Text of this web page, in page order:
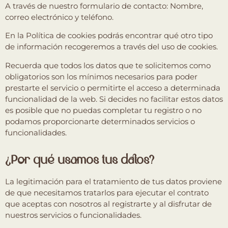
A través de nuestro formulario de contacto: Nombre,
correo electrónico y teléfono.
En la Política de cookies podrás encontrar qué otro tipo
de información recogeremos a través del uso de cookies.
Recuerda que todos los datos que te solicitemos como
obligatorios son los mínimos necesarios para poder
prestarte el servicio o permitirte el acceso a determinada
funcionalidad de la web. Si decides no facilitar estos datos
es posible que no puedas completar tu registro o no
podamos proporcionarte determinados servicios o
funcionalidades.
¿Por qué usamos tus datos?
La legitimación para el tratamiento de tus datos proviene
de que necesitamos tratarlos para ejecutar el contrato
que aceptas con nosotros al registrarte y al disfrutar de
nuestros servicios o funcionalidades.